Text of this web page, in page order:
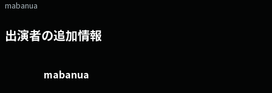
mabanua
出演者の追加情報
mabanua